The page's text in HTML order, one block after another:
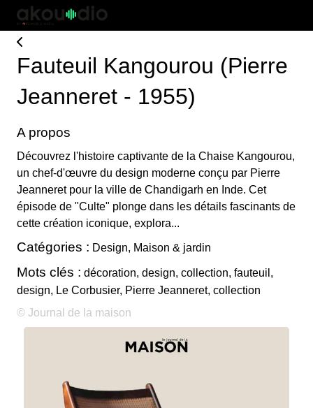
Fauteuil Kangourou (Pierre
Jeanneret - 1955)
A propos
Découvrez l'histoire captivante de la Chaise Kangourou,
un chef-d'œuvre du design moderne conçu par Pierre
Jeanneret pour la ville de Chandigarh en Inde. Cet
épisode de "Culte" plonge dans les détails fascinants de
cette création iconique, explora...
Catégories : Design, Maison & jardin
Mots clés : décoration, design, collection, fauteuil,
design, Le Corbusier, Pierre Jeanneret, collection
© Journal de la maison